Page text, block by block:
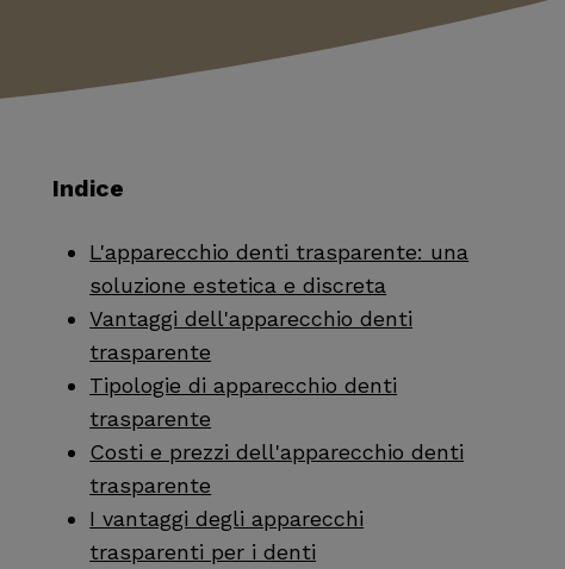
Indice
L'apparecchio denti trasparente: una
soluzione estetica e discreta
Vantaggi dell'apparecchio denti
trasparente
Tipologie di apparecchio denti
trasparente
Costi e prezzi dell'apparecchio denti
trasparente
I vantaggi degli apparecchi
trasparenti per i denti